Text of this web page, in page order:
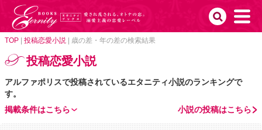
TOP 投稿恋愛小説 歳の差・年の差の検索結果
投稿恋愛小説
アルファポリスで投稿されているエタニティ小説のランキングで
す。
小説の投稿はこちら
掲載条件はこちら